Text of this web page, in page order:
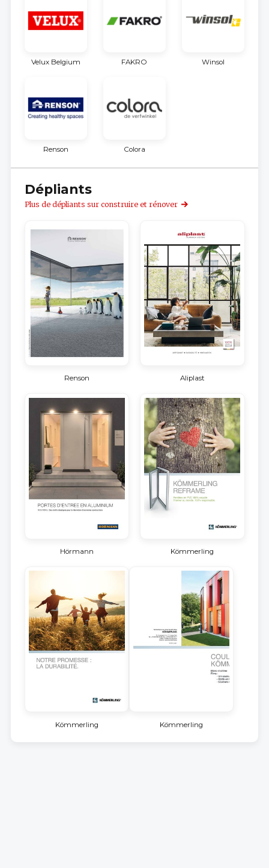
Velux Belgium FAKRO Winsol
Renson Colora
Dépliants
Plus de dépliants sur construire et rénover
Renson Aliplast
Hörmann Kömmerling
Kömmerling Kömmerling